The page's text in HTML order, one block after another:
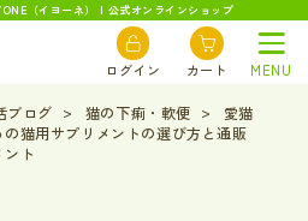
（イヨーネ） | 公式オンラインショップ
ログイン カート MENU
ブログ 猫の下痢・軟便
愛猫
猫用サプリメントの選び方と通販
ト